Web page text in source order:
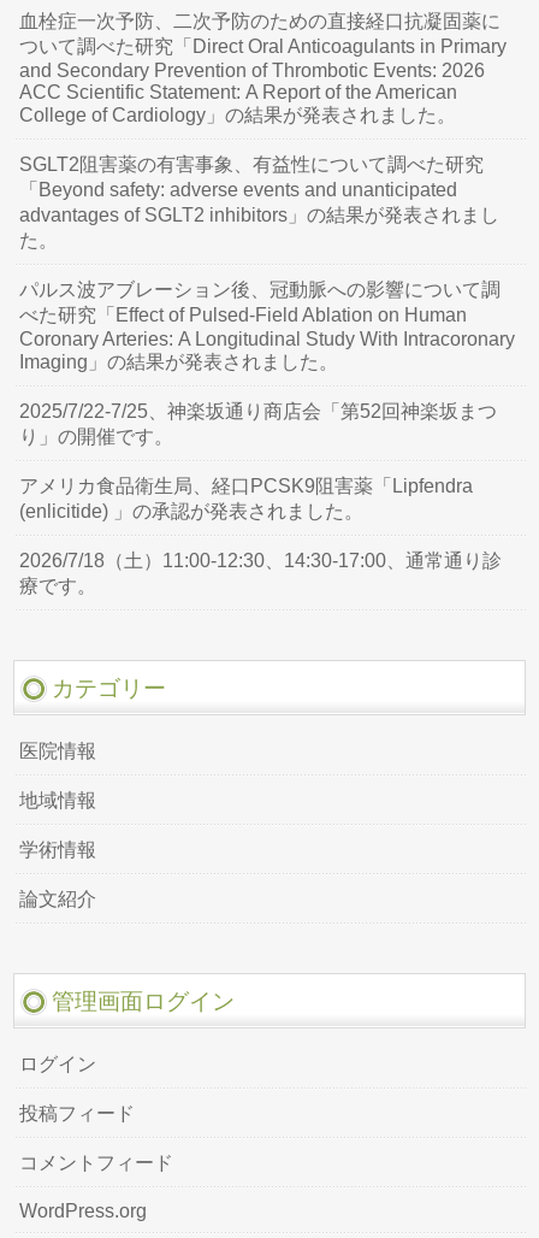
血栓症一次予防、二次予防のための直接経口抗凝固薬に
ついて調べた研究「Direct Oral Anticoagulants in Primary
and Secondary Prevention of Thrombotic Events: 2026
ACC Scientific Statement: A Report of the American
College of Cardiology」の結果が発表されました。
SGLT2阻害薬の有害事象、有益性について調べた研究
「Beyond safety: adverse events and unanticipated
advantages of SGLT2 inhibitors」の結果が発表されまし
た。
パルス波アブレーション後、冠動脈への影響について調
べた研究「Effect of Pulsed-Field Ablation on Human
Coronary Arteries: A Longitudinal Study With Intracoronary
Imaging」の結果が発表されました。
2025/7/22-7/25、神楽坂通り商店会「第52回神楽坂まつ
り」の開催です。
アメリカ食品衛生局、経口PCSK9阻害薬「Lipfendra
(enlicitide) 」の承認が発表されました。
2026/7/18（土）11:00-12:30、14:30-17:00、通常通り診
療です。
カテゴリー
医院情報
地域情報
学術情報
論文紹介
管理画面ログイン
ログイン
投稿フィード
コメントフィード
WordPress.org